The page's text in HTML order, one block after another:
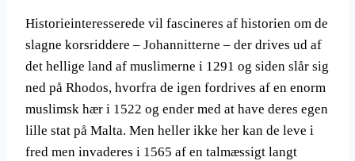
Historieinteresserede vil fascineres af historien om de
slagne korsriddere – Johannitterne – der drives ud af
det hellige land af muslimerne i 1291 og siden slår sig
ned på Rhodos, hvorfra de igen fordrives af en enorm
muslimsk hær i 1522 og ender med at have deres egen
lille stat på Malta. Men heller ikke her kan de leve i
fred men invaderes i 1565 af en talmæssigt langt